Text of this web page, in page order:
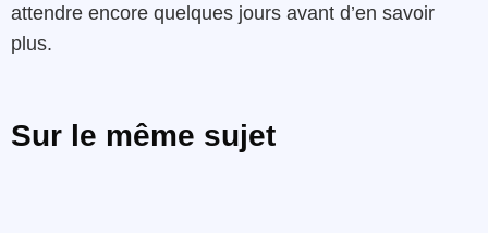
attendre encore quelques jours avant d’en savoir
plus.
Sur le même sujet